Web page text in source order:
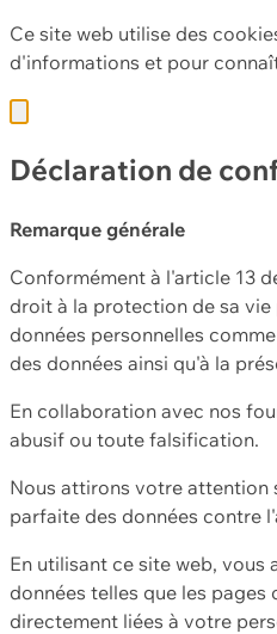
Ce site web utilise des
d'informations et pour
Déclaration de
Remarque générale
Conformément à l'article 13
droit à la protection de sa
données personnelles
des données ainsi qu'à la
En collaboration avec nos
abusif ou toute falsification.
Nous attirons votre attention
parfaite des données contre
En utilisant ce site web,
données telles que les
directement liées à votre